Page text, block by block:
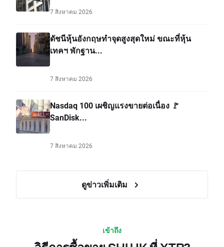
7 สิงหาคม 2026
ดัชนีหุ้นอังกฤษทำจุดสูงสุดใหม่ ขณะที่หุ้น
เทคฯ พักฐาน...
7 สิงหาคม 2026
Nasdaq 100 เผชิญแรงขายต่อเนื่อง 🚩
SanDisk...
7 สิงหาคม 2026
ดูข่าวเพิ่มเติม
เข้าถึง